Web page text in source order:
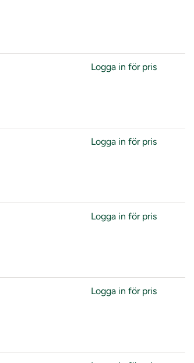
Logga in för pris
Logga in för pris
Logga in för pris
Logga in för pris